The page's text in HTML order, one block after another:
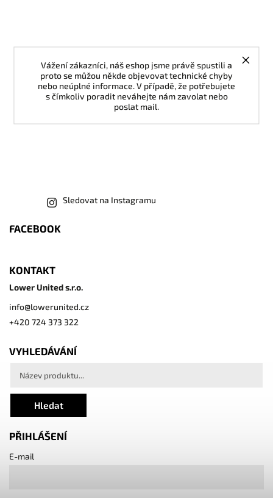
Vážení zákazníci, náš eshop jsme právě spustili a
proto se můžou někde objevovat technické chyby
nebo neúplné informace. V případě, že potřebujete
s čímkoliv poradit neváhejte nám zavolat nebo
poslat mail.
Sledovat na Instagramu
FACEBOOK
KONTAKT
Lower United s.r.o.
info@lowerunited.cz
+420 724 373 322
VYHLEDÁVÁNÍ
Hledat
PŘIHLÁŠENÍ
E-mail